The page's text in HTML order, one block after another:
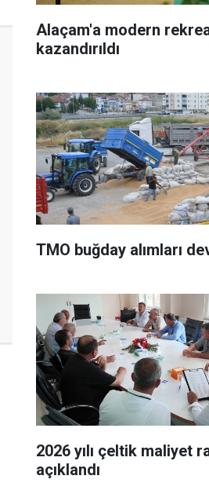
Alaçam'a modern
kazandırıldı
TMO buğday alımları
2026 yılı çeltik maliyet
açıklandı